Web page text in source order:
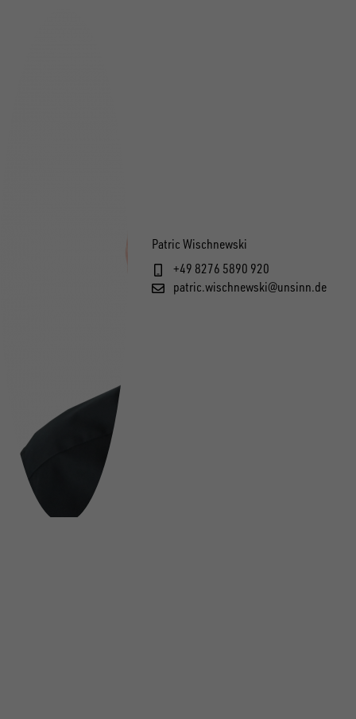
Patric Wischnewski
+49 8276 5890 920
patric.wischnewski@unsinn.de